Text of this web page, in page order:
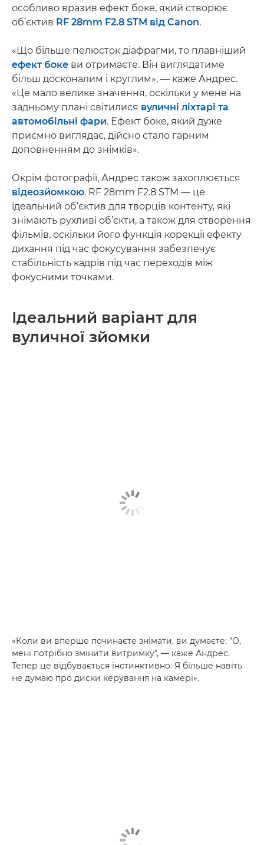
особливо вразив ефект боке, який створює
об’єктив RF 28mm F2.8 STM від Canon.
«Що більше пелюсток діафрагми, то плавніший
ефект боке ви отримаєте. Він виглядатиме
більш досконалим і круглим», — каже Андрес.
«Це мало велике значення, оскільки у мене на
задньому плані світилися вуличні ліхтарі та
автомобільні фари. Ефект боке, який дуже
приємно виглядає, дійсно стало гарним
доповненням до знімків».
Окрім фотографії, Андрес також захоплюється
відеозйомкою. RF 28mm F2.8 STM — це
ідеальний об’єктив для творців контенту, які
знімають рухливі об’єкти, а також для створення
фільмів, оскільки його функція корекції ефекту
дихання під час фокусування забезпечує
стабільність кадрів під час переходів між
фокусними точками.
Ідеальний варіант для
вуличної зйомки
«Коли ви вперше починаєте знімати, ви думаєте: "О,
мені потрібно змінити витримку", — каже Андрес.
Тепер це відбувається інстинктивно. Я більше навіть
не думаю про диски керування на камері».